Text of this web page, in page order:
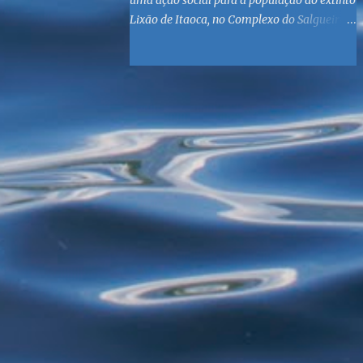
Lixão de Itaoca, no Complexo do Salgueiro,
Fórum Local espera contar com a
participação de ONGs locais e da população
do município. Aos interessados em
participar, basta se dirigir à Rua Dr.
Feliciano Sodré 82, Sala 104 – Centro, no
horário 9h às 17h, de segunda a sexta. Mais
informações também podem ser obtidas
pelo telefone (21) 3474-1004 e pelo e-mail
agenda21sg@r7.com . O Lixão do Salgueiro
foi fechado em fevereiro por determinação
do Governo Federal, que está instituindo o